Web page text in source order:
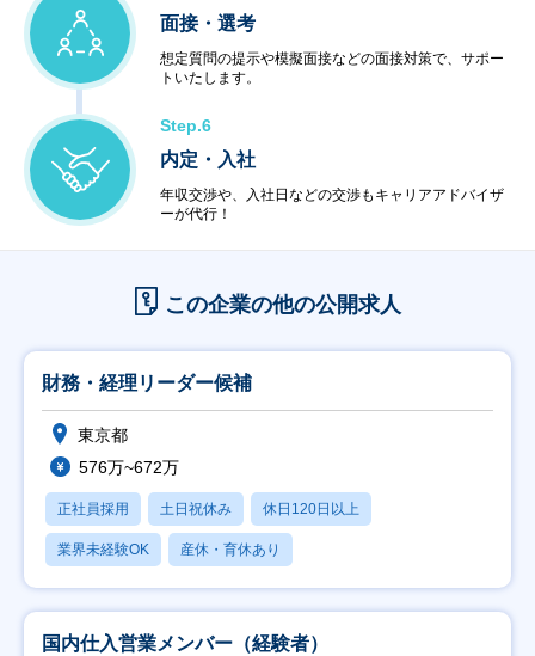
面接・選考
想定質問の提示や模擬面接などの面接対策で、サポー
トいたします。
Step.6
内定・入社
年収交渉や、入社日などの交渉もキャリアアドバイザ
ーが代行！
この企業の他の公開求人
財務・経理リーダー候補
東京都
576万~672万
正社員採用 土日祝休み 休日120日以上
業界未経験OK 産休・育休あり
国内仕入営業メンバー（経験者）